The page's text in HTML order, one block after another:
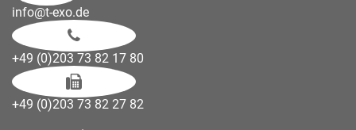
info@t-exo.de
+49 (0)203 73 82 17 80
+49 (0)203 73 82 27 82